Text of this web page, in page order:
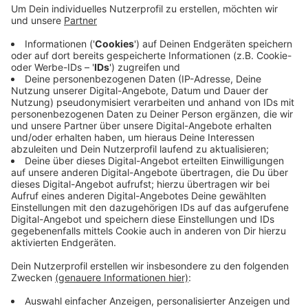
Von 15 bis 19 Uhr gibt es auf dem Rathausvorplatz ein
großes Bühnenprogramm und eine Autogrammstunde.
Unter Anderem wird dort auch das neue Trikot der
Rot-Gelben in den Verkauf gehen. Schon am Dienstag
geht es für die DEG in die Schweiz. Dort stehen drei
weitere Testspiele auf dem Programm. Die Saison
startet am 13. September mit einem Heimspiel gegen
Bremerhaven.
Anzeige